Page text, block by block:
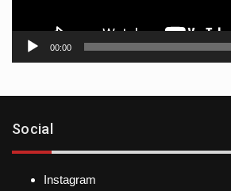
00:00
Social
Instagram